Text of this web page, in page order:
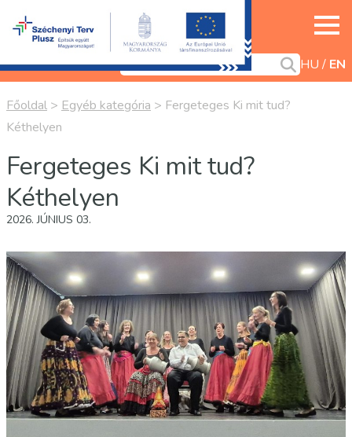
HU EN
Főoldal > Egyéb kategória > Fergeteges Ki mit tud?
Kéthelyen
Fergeteges Ki mit tud?
Kéthelyen
2026. JÚNIUS 03.